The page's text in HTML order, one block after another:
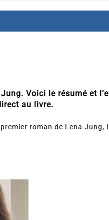
Voici le résumé et
au livre.
roman de Lena Jung,
Dans
Le